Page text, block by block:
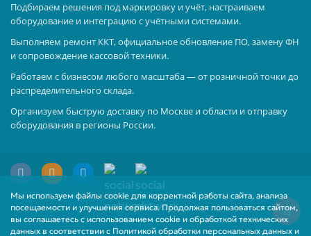
Мы используем файлы cookie для корректной работы сайта, анализа
посещаемости и улучшения сервиса. Продолжая пользоваться сайтом,
вы соглашаетесь с использованием cookie и обработкой технических
данных в соответствии с Политикой обработки персональных данных и
Подбираем решения под маркировку и учёт, настраиваем
оборудование и интеграцию с учётными системами.
Выполняем ремонт ККТ, официальное обновление ПО, замену ФН
и сопровождение кассовой техники.
Работаем с бизнесом любого масштаба — от розничной точки до
распределительного склада.
Организуем быструю доставку по Москве и области и отправку
оборудования в регионы России.